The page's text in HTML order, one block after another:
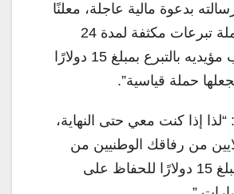
بدعوة مالية عاجلة، معلنًا
عن إطلاق “حملة تبرعات مكثفة لمدة 24
ساعة”، وطالب مؤيديه بالتبرع بمبلغ 15 دولارًا
حملة قياسية”.
“لذا إذا كنت معي حتى النهاية،
من رفاقك الوطنيين من
خلال التبرع بمبلغ 15 دولارًا للحفاظ على